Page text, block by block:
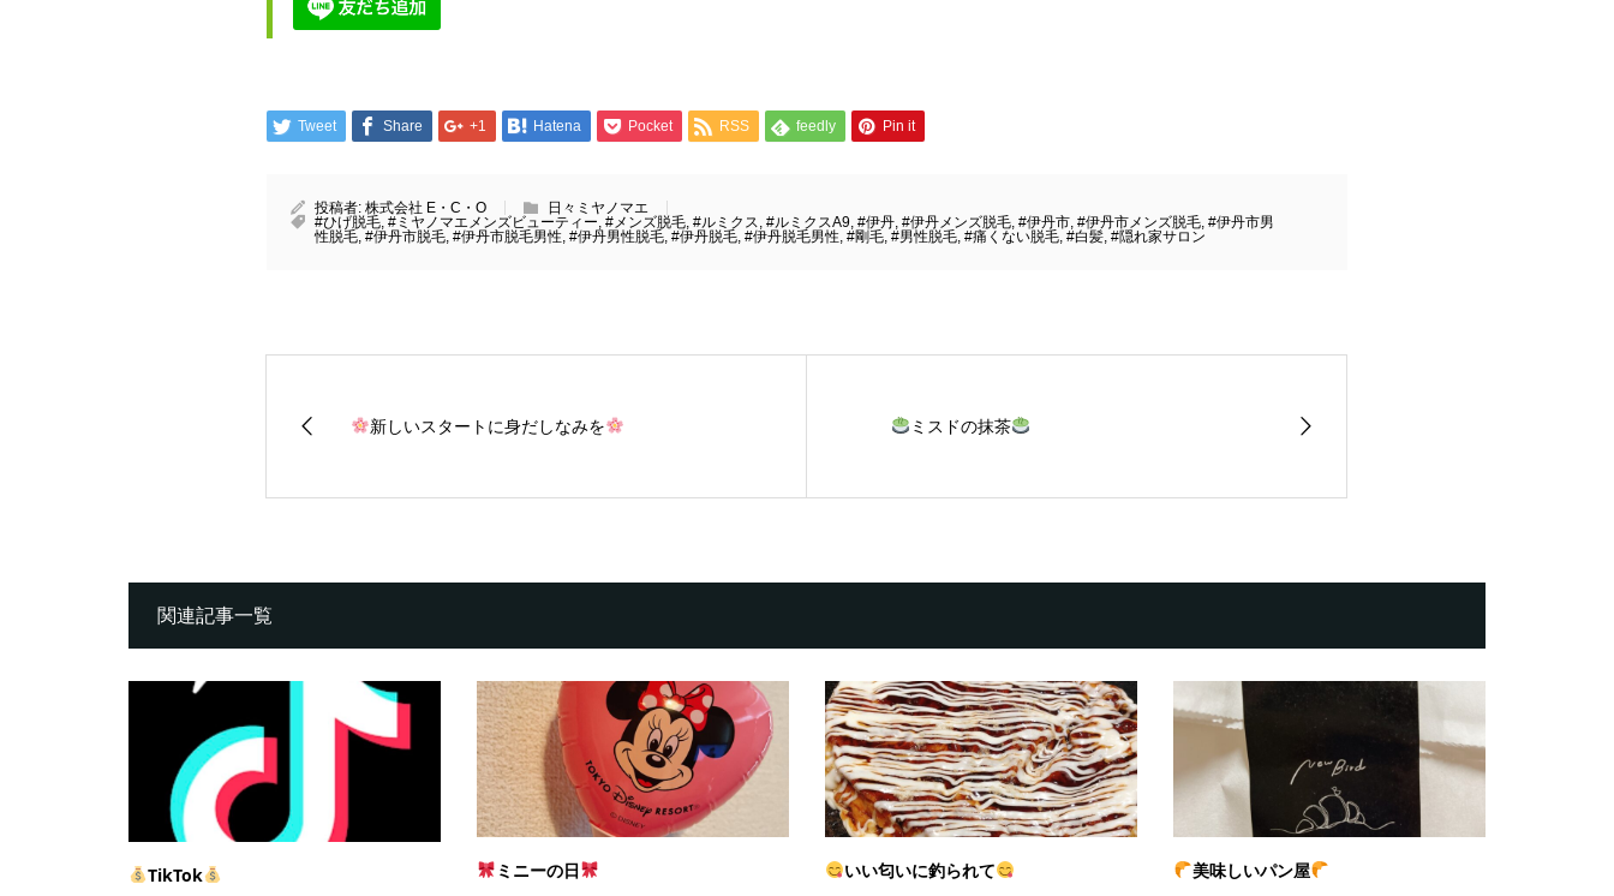
Tweet Share +1 Hatena Pocket RSS feedly Pin it
投稿者: 株式会社 E・C・O
日々ミヤノマエ
#ひげ脱毛, #ミヤノマエメンズビューティー, #メンズ脱毛, #ルミクス, #ルミクスA9, #伊丹, #伊丹メンズ脱毛, #伊丹市, #伊丹市メンズ脱毛, #伊丹市男
性脱毛, #伊丹市脱毛, #伊丹市脱毛男性, #伊丹男性脱毛, #伊丹脱毛, #伊丹脱毛男性, #剛毛, #男性脱毛, #痛くない脱毛, #白髪, #隠れ家サロン
新しいスタートに身だしなみを ミスドの抹茶
関連記事一覧
TikTok ミニーの日 いい匂いに釣られて 美味しいパン屋